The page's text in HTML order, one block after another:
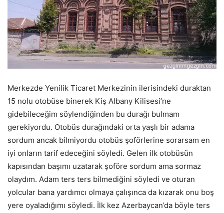
Merkezde Yenilik Ticaret Merkezinin ilerisindeki duraktan
15 nolu otobüse binerek Kiş Albany Kilisesi’ne
gidebileceğim söylendiğinden bu durağı bulmam
gerekiyordu. Otobüs durağındaki orta yaşlı bir adama
sordum ancak bilmiyordu otobüs şoförlerine sorarsam en
iyi onların tarif edeceğini söyledi. Gelen ilk otobüsün
kapısından başımı uzatarak şoföre sordum ama sormaz
olaydım. Adam ters ters bilmediğini söyledi ve oturan
yolcular bana yardımcı olmaya çalışınca da kızarak onu boş
yere oyaladığımı söyledi. İlk kez Azerbaycan‘da böyle ters